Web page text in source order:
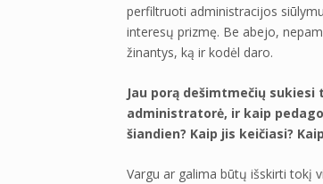
perfiltruoti administracijos
interesų prizmę. Be abejo,
žinantys, ką ir kodėl daro.
Jau porą dešimtmečių
administratorė, ir kaip
šiandien? Kaip jis keičiasi?
Vargu ar galima būtų išskirti tokį